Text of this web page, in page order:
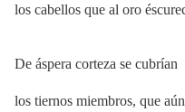
los cabellos que al oro
De áspera corteza se cubrían
los tiernos miembros, que